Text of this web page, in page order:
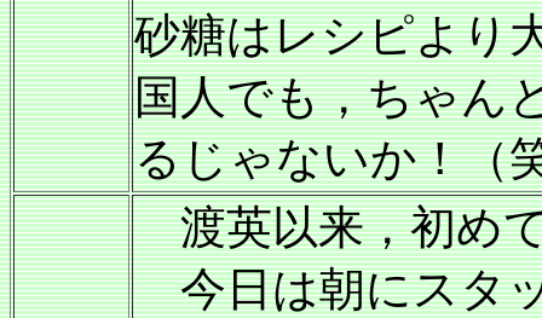
砂糖はレシピより
国人でも，ちゃん
るじゃないか！（
渡英以来，初め
今日は朝にスタ